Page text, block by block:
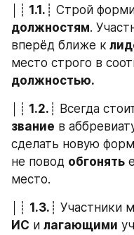
│┊ 1.1.
должностям.
вперёд ближе к
должностью.
│┊ 1.2.
звание в
сделать новую
не повод обгонять
место.
│┊ 1.3.
ИС и лагающими